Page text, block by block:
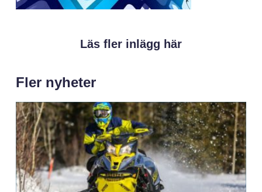
Läs fler inlägg här
Fler nyheter